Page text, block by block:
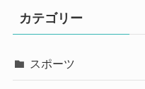
カテゴリー
スポーツ